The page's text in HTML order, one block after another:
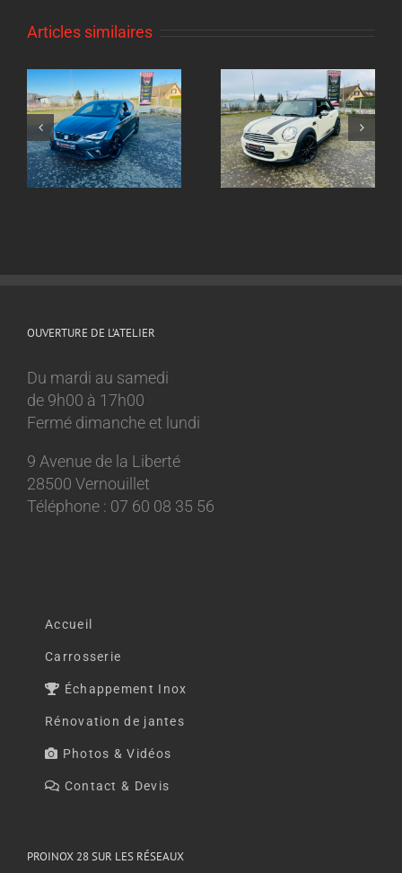
Articles similaires
Echappement inox
sur mesure Mini
Cooper 1.6l
Echappement inox
sur mesure
Volkswagen Golf 8
GTI
OUVERTURE DE L’ATELIER
Du mardi au samedi
de 9h00 à 17h00
Fermé dimanche et lundi
9 Avenue de la Liberté
28500 Vernouillet
Téléphone : 07 60 08 35 56
Accueil
Carrosserie
Échappement Inox
Rénovation de jantes
Photos & Vidéos
Contact & Devis
PROINOX 28 SUR LES RÉSEAUX